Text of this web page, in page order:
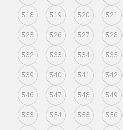
518 519 520 521
525 526 527 528
532 533 534 535
539 540 541 542
546 547 548 549
553 554 555 556